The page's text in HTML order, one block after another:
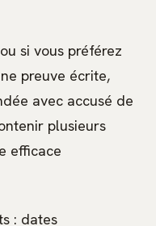
si vous préférez
preuve écrite,
avec accusé de
plusieurs
efficace
: dates